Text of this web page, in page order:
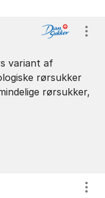
variant af
rørsukker
rørsukker,
Vis/
Vis/